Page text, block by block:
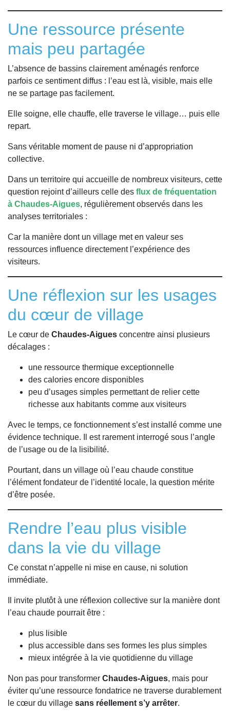
Une ressource présente
mais peu partagée
L’absence de bassins clairement aménagés renforce
parfois ce sentiment diffus : l’eau est là, visible, mais elle
ne se partage pas facilement.
Elle soigne, elle chauffe, elle traverse le village… puis elle
repart.
Sans véritable moment de pause ni d’appropriation
collective.
Dans un territoire qui accueille de nombreux visiteurs, cette
question rejoint d’ailleurs celle des flux de fréquentation
à Chaudes-Aigues, régulièrement observés dans les
analyses territoriales :
Car la manière dont un village met en valeur ses
ressources influence directement l’expérience des
visiteurs.
Une réflexion sur les usages
du cœur de village
Le cœur de Chaudes-Aigues concentre ainsi plusieurs
décalages :
une ressource thermique exceptionnelle
des calories encore disponibles
peu d’usages simples permettant de relier cette
richesse aux habitants comme aux visiteurs
Avec le temps, ce fonctionnement s’est installé comme une
évidence technique. Il est rarement interrogé sous l’angle
de l’usage ou de la lisibilité.
Pourtant, dans un village où l’eau chaude constitue
l’élément fondateur de l’identité locale, la question mérite
d’être posée.
Rendre l’eau plus visible
dans la vie du village
Ce constat n’appelle ni mise en cause, ni solution
immédiate.
Il invite plutôt à une réflexion collective sur la manière dont
l’eau chaude pourrait être :
plus lisible
plus accessible dans ses formes les plus simples
mieux intégrée à la vie quotidienne du village
Non pas pour transformer Chaudes-Aigues, mais pour
éviter qu’une ressource fondatrice ne traverse durablement
le cœur du village sans réellement s’y arrêter.